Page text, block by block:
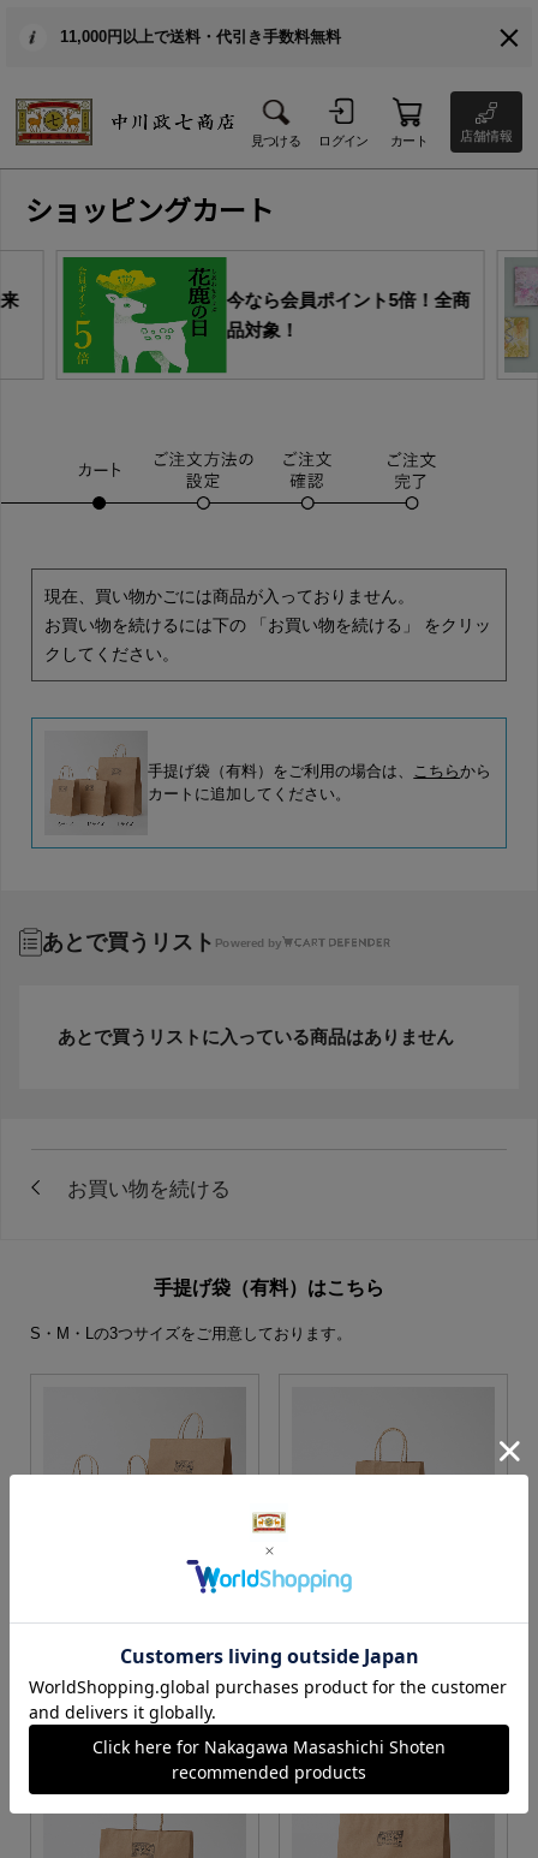
11,000円以上で送料・代引き手数料無料
見つける ログイン カート 店舗情報
ショッピングカート
今なら会員ポイント5倍！全商
品対象！
現在、買い物かごには商品が入っておりません。
お買い物を続けるには下の 「お買い物を続ける」 をクリッ
クしてください。
手提げ袋（有料）をご利用の場合は、 こちらから
カートに追加してください。
あとで買うリスト Powered by
あとで買うリストに入っている商品はありません
手提げ袋（有料）はこちら
S・M・Lの3つサイズをご用意しております。
カートに入れる カートに入れる